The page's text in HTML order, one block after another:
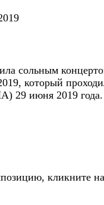
сольным
который
29 июня 2019 года.
кликните на